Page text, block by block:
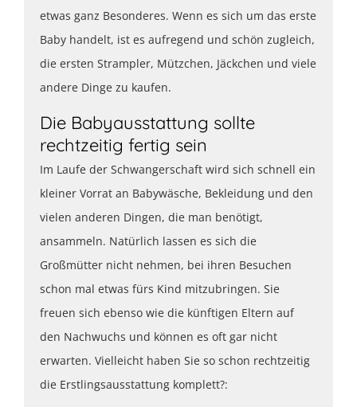
etwas ganz Besonderes. Wenn es sich um das erste
Baby handelt, ist es aufregend und schön zugleich,
die ersten Strampler, Mützchen, Jäckchen und viele
andere Dinge zu kaufen.
Die Babyausstattung sollte
rechtzeitig fertig sein
Im Laufe der Schwangerschaft wird sich schnell ein
kleiner Vorrat an Babywäsche, Bekleidung und den
vielen anderen Dingen, die man benötigt,
ansammeln. Natürlich lassen es sich die
Großmütter nicht nehmen, bei ihren Besuchen
schon mal etwas fürs Kind mitzubringen. Sie
freuen sich ebenso wie die künftigen Eltern auf
den Nachwuchs und können es oft gar nicht
erwarten. Vielleicht haben Sie so schon rechtzeitig
die Erstlingsausstattung komplett?: